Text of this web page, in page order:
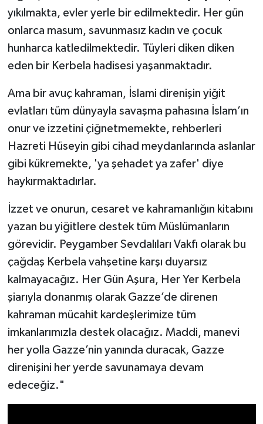
yıkılmakta, evler yerle bir edilmektedir. Her gün
onlarca masum, savunmasız kadın ve çocuk
hunharca katledilmektedir. Tüyleri diken diken
eden bir Kerbela hadisesi yaşanmaktadır.
Ama bir avuç kahraman, İslami direnişin yiğit
evlatları tüm dünyayla savaşma pahasına İslam’ın
onur ve izzetini çiğnetmemekte, rehberleri
Hazreti Hüseyin gibi cihad meydanlarında aslanlar
gibi kükremekte, 'ya şehadet ya zafer' diye
haykırmaktadırlar.
İzzet ve onurun, cesaret ve kahramanlığın kitabını
yazan bu yiğitlere destek tüm Müslümanların
görevidir. Peygamber Sevdalıları Vakfı olarak bu
çağdaş Kerbela vahşetine karşı duyarsız
kalmayacağız. Her Gün Aşura, Her Yer Kerbela
şiarıyla donanmış olarak Gazze’de direnen
kahraman mücahit kardeşlerimize tüm
imkanlarımızla destek olacağız. Maddi, manevi
her yolla Gazze’nin yanında duracak, Gazze
direnişini her yerde savunamaya devam
edeceğiz."